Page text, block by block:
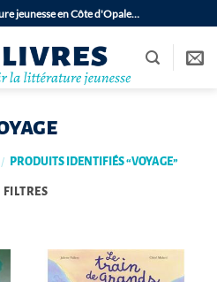
jeunesse en Côte d'Opale…
/ PRODUITS IDENTIFIÉS “VOYAGE”
FILTRES